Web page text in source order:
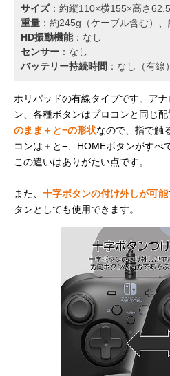
サイズ：約縦110×横155×高さ
重量 ：約245g（ケーブル含む）
HD振動機能：なし
センサー ：なし
バッテリー持続時間 ：なし（有線）
ホリパッドの有線タイプです。ア
ン、各種ボタンはプロコンと同じ配
のまま＋と−の形状なので、指で触
コンは＋と−、HOMEボタンがすべ
この違いはありがたい点です。
また、 十字ボタンの付け外しが可能
タンとしても使用できます。